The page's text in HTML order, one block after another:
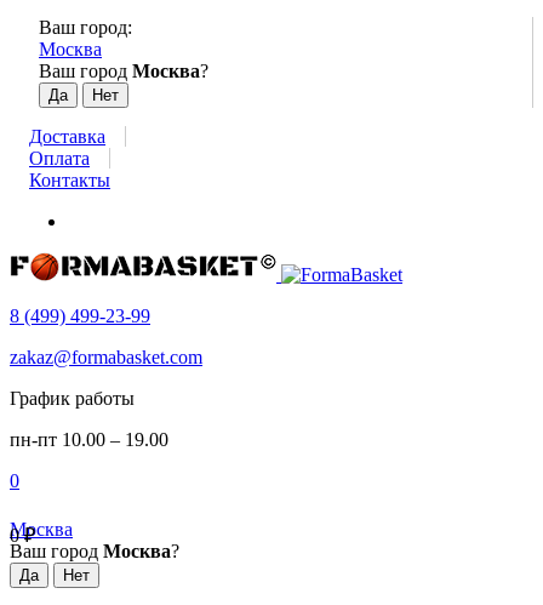
Ваш город:
Москва
Ваш город Москва?
Доставка
Оплата
Контакты
8 (499) 499-23-99
zakaz@formabasket.com
График работы
пн-пт 10.00 – 19.00
0
0₽
Москва
Ваш город Москва?